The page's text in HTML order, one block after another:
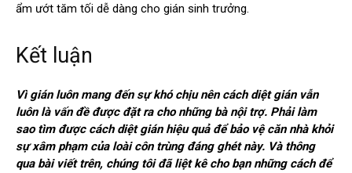
ẩm ướt tăm tối dễ dàng cho gián sinh trưởng.
Kết luận
Vì gián luôn mang đến sự khó chịu nên cách diệt gián vẫn
luôn là vấn đề được đặt ra cho những bà nội trợ. Phải làm
sao tìm được cách diệt gián hiệu quả để bảo vệ căn nhà khỏi
sự xâm phạm của loài côn trùng đáng ghét này. Và thông
qua bài viết trên, chúng tôi đã liệt kê cho bạn những cách để